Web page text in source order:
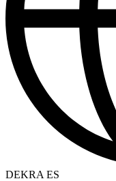
DEKRA ES